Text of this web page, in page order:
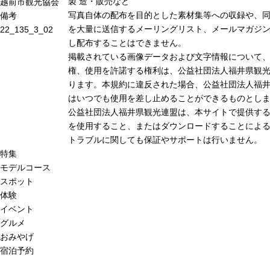
備考
22_135_3_02
写真自体の配布を目的とした素材集等への収録や、
を大量に送信するメーリングリスト、メールマガジ
し配布することはできません。
掲載されている画像データおよび文字情報について
権、使用を許諾する権利は、公益社団法人福井県観
ります。本規約に違反された場合、公益社団法人福
はいつでも使用を差し止めることができるものとし
公益社団法人福井県観光連盟は、本サイトで提供す
を使用すること、またはダウンロードすることによ
トラブルに関しても保証やサポートは行いません。
特集
モデルコース
スポット
体験
イベント
グルメ
おみやげ
宿泊予約